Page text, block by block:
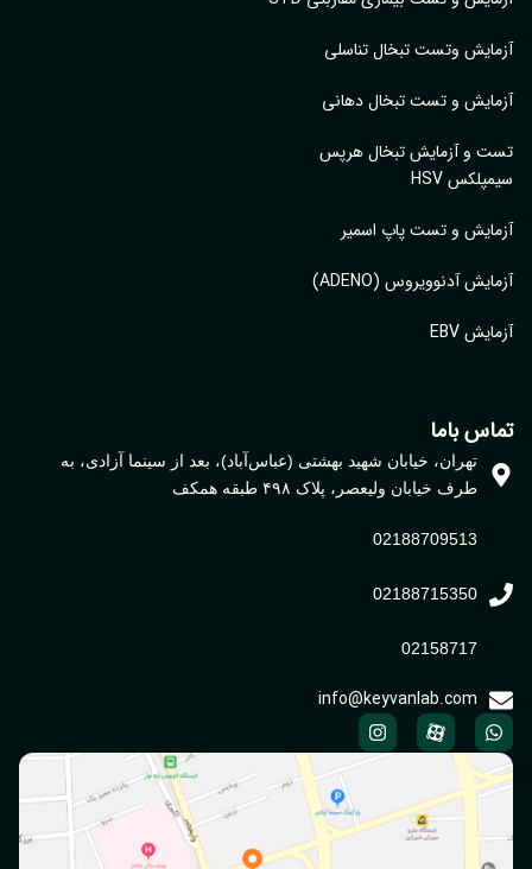
آزمایش وتست تبخال تناسلی
آزمایش و تست تبخال دهانی
تست و آزمایش تبخال هرپس
سیمپلکس HSV
آزمایش و تست پاپ اسمیر
آزمایش آدنوویروس (ADENO)
آزمایش EBV
تماس باما
تهران، خیابان شهید بهشتی (عباس‌آباد)، بعد از سینما آزادی، به
طرف خیابان ولیعصر، پلاک ۴۹۸ طبقه همکف
02188709513
02188715350
02158717
info@keyvanlab.com